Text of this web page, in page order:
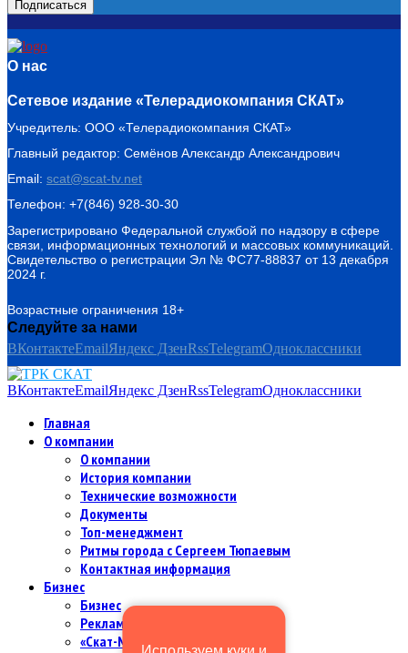
О нас
Сетевое издание «Телерадиокомпания СКАТ»
Учредитель: ООО «Телерадиокомпания СКАТ»
Главный редактор: Семёнов Александр Александрович
Email: scat@scat-tv.net
Телефон: +7(846) 928-30-30
Зарегистрировано Федеральной службой по надзору в сфере
связи, информационных технологий и массовых коммуникаций.
Свидетельство о регистрации Эл № ФС77-88837 от 13 декабря
2024 г.
Возрастные ограничения 18+
Следуйте за нами
ВКонтактеEmailЯндекс ДзенRssTelegramОдноклассники
ВКонтактеEmailЯндекс ДзенRssTelegramОдноклассники
Главная
О компании
О компании
История компании
Технические возможности
Документы
Топ-менеджмент
Ритмы города с Сергеем Тюпаевым
Контактная информация
Бизнес
Бизнес
Рекламодателям и партнерам
«Скат-МИР Premium» в цифрах